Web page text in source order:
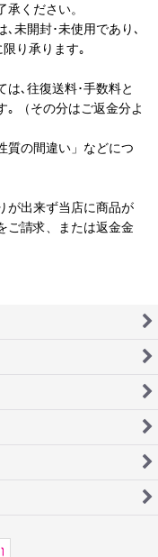
ください。
､未開封･未使用であり､
り承ります｡
は､往復送料･手数料と
｡ （その分はご返金分よ
質の間違い」などにつ
が出来ず当店に商品が
ご請求、または返金金